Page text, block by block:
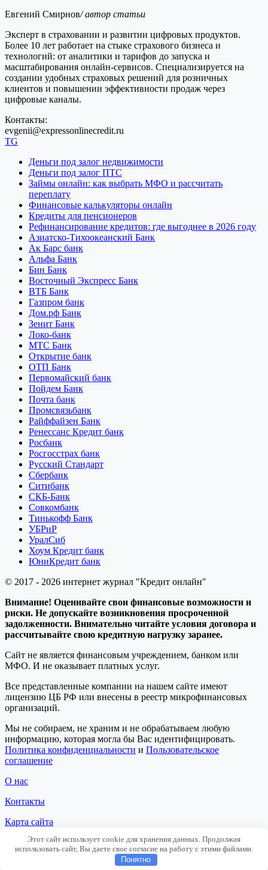
Евгений Смирнов/ автор статьи
Эксперт в страховании и развитии цифровых продуктов.
Более 10 лет работает на стыке страхового бизнеса и
технологий: от аналитики и тарифов до запуска и
масштабирования онлайн-сервисов. Специализируется на
создании удобных страховых решений для розничных
клиентов и повышении эффективности продаж через
цифровые каналы.
Контакты:
evgenii@expressonlinecredit.ru
TG
Деньги под залог недвижимости
Деньги под залог ПТС
Займы онлайн: как выбрать МФО и рассчитать
переплату
Финансовые калькуляторы онлайн
Кредиты для пенсионеров
Рефинансирование кредитов: где выгоднее в 2026 году
Азиатско-Тихоокеанский Банк
Ак Барс банк
Альфа Банк
Бин Банк
Восточный Экспресс Банк
ВТБ Банк
Газпром банк
Дом.рф Банк
Зенит Банк
Локо-банк
МТС Банк
Открытие банк
ОТП Банк
Первомайский банк
Пойдем Банк
Почта банк
Промсвязьбанк
Райффайзен Банк
Ренессанс Кредит банк
Росбанк
Росгосстрах банк
Русский Стандарт
Сбербанк
Ситибанк
СКБ-Банк
Совкомбанк
Тинькофф Банк
УБРиР
УралСиб
Хоум Кредит банк
ЮниКредит банк
© 2017 - 2026 интернет журнал "Кредит онлайн"
Внимание! Оценивайте свои финансовые возможности и
риски. Не допускайте возникновения просроченной
задолженности. Внимательно читайте условия договора и
рассчитывайте свою кредитную нагрузку заранее.
Сайт не является финансовым учреждением, банком или
МФО. И не оказывает платных услуг.
Все представленные компании на нашем сайте имеют
лицензию ЦБ РФ или внесены в реестр микрофинансовых
организаций.
Мы не собираем, не храним и не обрабатываем любую
информацию, которая могла бы Вас идентифицировать.
Политика конфиденциальности и Пользовательское
соглашение
О нас
Контакты
Карта сайта
Сотрудничество
Этот сайт использует cookie для хранения данных. Продолжая
использовать сайт, Вы даете свое согласие на работу с этими файлами.
Понятно